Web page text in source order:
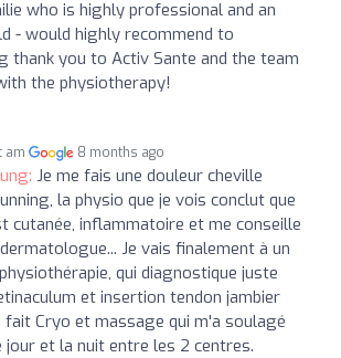
who is highly professional and an
- would highly recommend to
thank you to Activ Sante and the team
the physiotherapy!
am 8 months ago
Je me fais une douleur cheville
la physio que je vois conclut que
cutanée, inflammatoire et me conseille
Je vais finalement à un
qui diagnostique juste
et insertion tendon jambier
Cryo et massage qui m'a soulagé
jour et la nuit entre les 2 centres.